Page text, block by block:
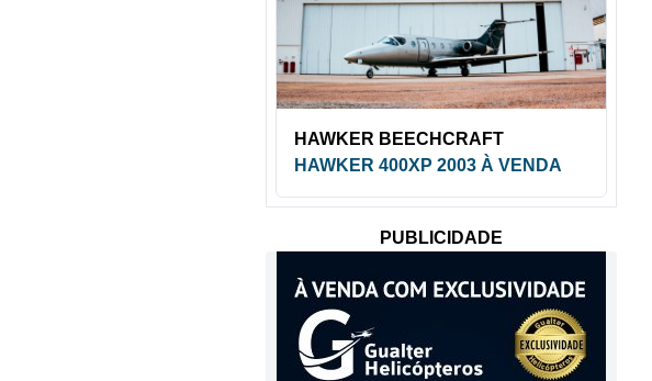
HAWKER BEECHCRAFT
HAWKER 400XP 2003 À VENDA
PUBLICIDADE